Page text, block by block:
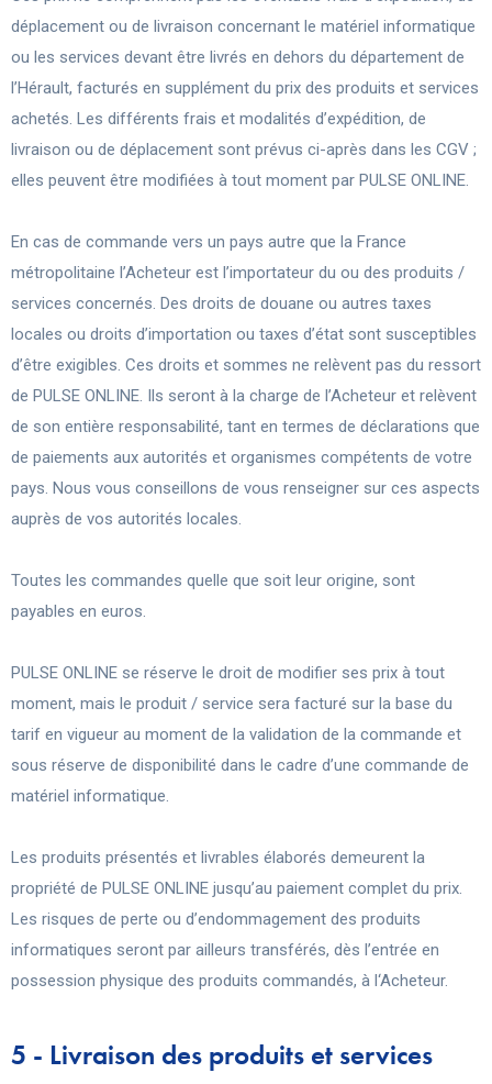
déplacement ou de livraison concernant le matériel informatique
ou les services devant être livrés en dehors du département de
l’Hérault, facturés en supplément du prix des produits et services
achetés. Les différents frais et modalités d’expédition, de
livraison ou de déplacement sont prévus ci-après dans les CGV ;
elles peuvent être modifiées à tout moment par PULSE ONLINE.
En cas de commande vers un pays autre que la France
métropolitaine l’Acheteur est l’importateur du ou des produits /
services concernés. Des droits de douane ou autres taxes
locales ou droits d’importation ou taxes d’état sont susceptibles
d’être exigibles. Ces droits et sommes ne relèvent pas du ressort
de PULSE ONLINE. Ils seront à la charge de l’Acheteur et relèvent
de son entière responsabilité, tant en termes de déclarations que
de paiements aux autorités et organismes compétents de votre
pays. Nous vous conseillons de vous renseigner sur ces aspects
auprès de vos autorités locales.
Toutes les commandes quelle que soit leur origine, sont
payables en euros.
PULSE ONLINE se réserve le droit de modifier ses prix à tout
moment, mais le produit / service sera facturé sur la base du
tarif en vigueur au moment de la validation de la commande et
sous réserve de disponibilité dans le cadre d’une commande de
matériel informatique.
Les produits présentés et livrables élaborés demeurent la
propriété de PULSE ONLINE jusqu’au paiement complet du prix.
Les risques de perte ou d’endommagement des produits
informatiques seront par ailleurs transférés, dès l’entrée en
possession physique des produits commandés, à l‘Acheteur.
5 - Livraison des produits et services